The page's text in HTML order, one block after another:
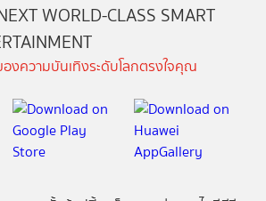
WORLD-CLASS SMART
งความบันเทิงระดับโลกตรงใจคุณ